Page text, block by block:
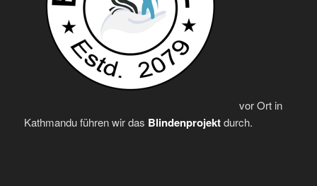
vor Ort in
Kathmandu führen wir das Blindenprojektdurch.